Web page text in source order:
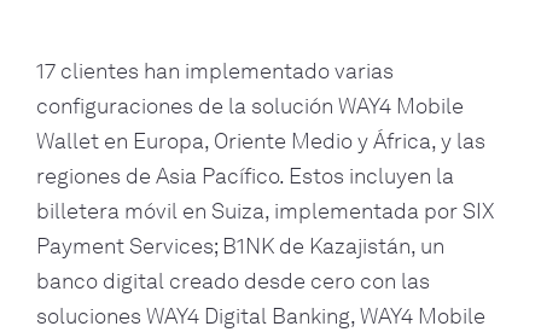
17 clientes han implementado varias
configuraciones de la solución WAY4 Mobile
Wallet en Europa, Oriente Medio y África, y las
regiones de Asia Pacífico. Estos incluyen la
billetera móvil en Suiza, implementada por SIX
Payment Services; B1NK de Kazajistán, un
banco digital creado desde cero con las
soluciones WAY4 Digital Banking, WAY4 Mobile